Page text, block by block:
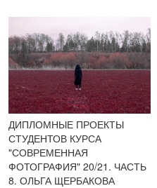
ДИПЛОМНЫЕ ПРОЕКТЫ
СТУДЕНТОВ КУРСА
"СОВРЕМЕННАЯ
ФОТОГРАФИЯ" 20/21. ЧАСТЬ
8. ОЛЬГА ЩЕРБАКОВА